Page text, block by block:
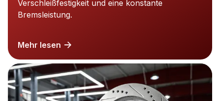
Verschleißfestigkeit und eine konstante
Bremsleistung.
Mehr lesen